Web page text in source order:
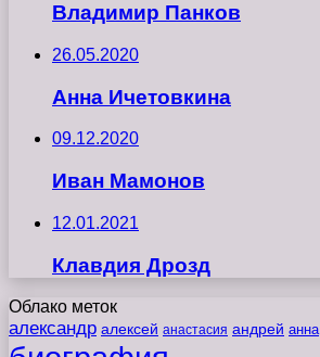
Владимир Панков
26.05.2020
Анна Ичетовкина
09.12.2020
Иван Мамонов
12.01.2021
Клавдия Дрозд
Облако меток
александр алексей анастасия андрей анна